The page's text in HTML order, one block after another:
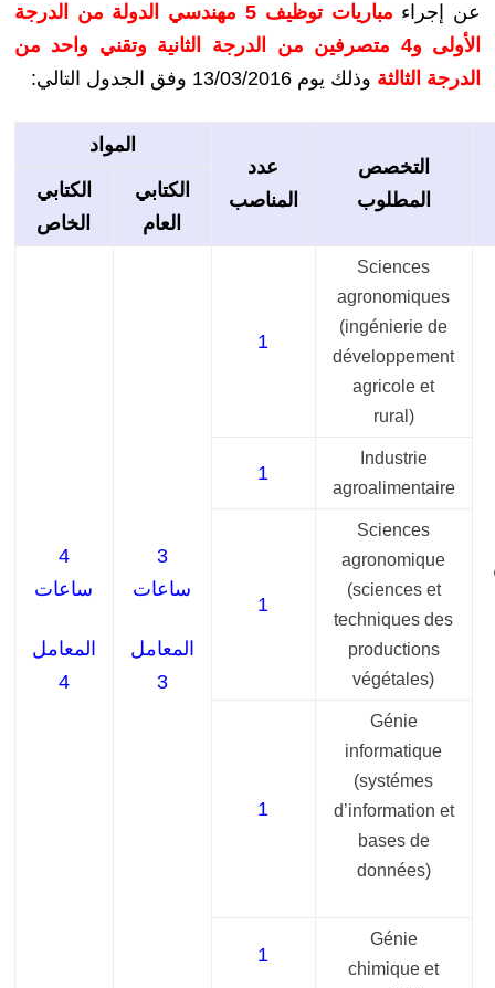
عن إجراء
مباريات توظيف 5 مهندسي الدولة من الدرجة
الأولى و4 متصرفين من الدرجة الثانية وتقني واحد من
الدرجة الثالثة وذلك يوم 13/03/2016 وفق الجدول التالي:
المواد
عدد
المناصب
التخصص
المطلوب
الكتابي
الخاص
الكتابي
العام
4
ساعات
المعامل
4
3
ساعات
المعامل
3
1
Sciences
agronomiques
(ingénierie de
développement
agricole et
rural)
1
Industrie
agroalimentaire
1
Sciences
agronomique
(sciences et
techniques des
productions
végétales)
1
Génie
informatique
(systémes
d’information et
bases de
données)
1
Génie
chimique et